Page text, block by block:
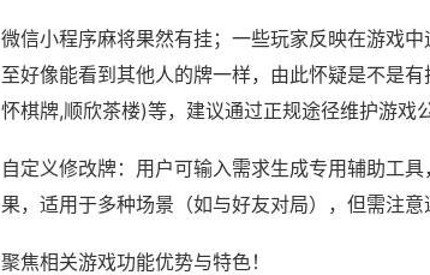
微信小程序麻将果然有挂；一些玩家反映在游戏
至好像能看到其他人的牌一样，由此怀疑是不是
怀棋牌,顺欣茶楼)等，建议通过正规途径维护游戏公
自定义修改牌：用户可输入需求生成专用辅助工
果，适用于多种场景（如与好友对局），但需注意
聚焦相关游戏功能优势与特色！